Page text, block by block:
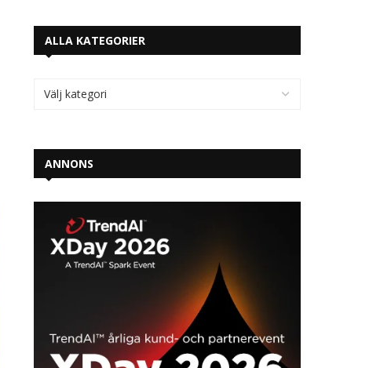
ALLA KATEGORIER
ANNONS